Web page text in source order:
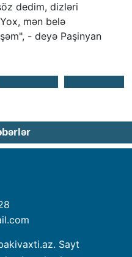
dedim, dizləri
mən belə
- deyə Paşinyan
Sayt